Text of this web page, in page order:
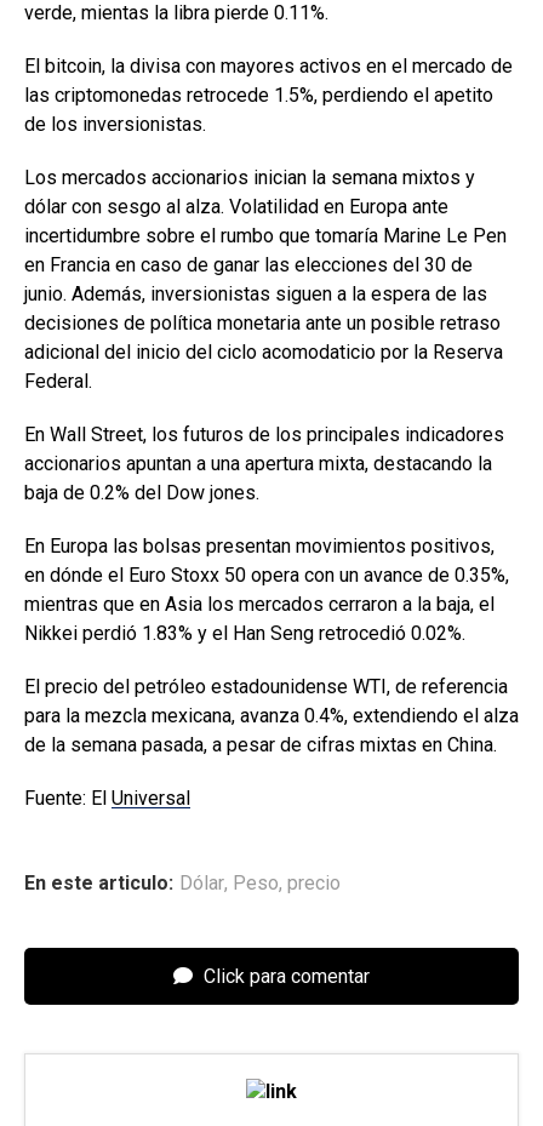
verde, mientas la libra pierde 0.11%.
El bitcoin, la divisa con mayores activos en el mercado de
las criptomonedas retrocede 1.5%, perdiendo el apetito
de los inversionistas.
Los mercados accionarios inician la semana mixtos y
dólar con sesgo al alza. Volatilidad en Europa ante
incertidumbre sobre el rumbo que tomaría Marine Le Pen
en Francia en caso de ganar las elecciones del 30 de
junio. Además, inversionistas siguen a la espera de las
decisiones de política monetaria ante un posible retraso
adicional del inicio del ciclo acomodaticio por la Reserva
Federal.
En Wall Street, los futuros de los principales indicadores
accionarios apuntan a una apertura mixta, destacando la
baja de 0.2% del Dow jones.
En Europa las bolsas presentan movimientos positivos,
en dónde el Euro Stoxx 50 opera con un avance de 0.35%,
mientras que en Asia los mercados cerraron a la baja, el
Nikkei perdió 1.83% y el Han Seng retrocedió 0.02%.
El precio del petróleo estadounidense WTI, de referencia
para la mezcla mexicana, avanza 0.4%, extendiendo el alza
de la semana pasada, a pesar de cifras mixtas en China.
Fuente: El Universal
En este articulo: Dólar, Peso, precio
Click para comentar